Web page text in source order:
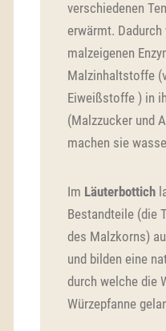
verschiedenen
erwärmt. Dadurch
malzeigenen
Malzinhaltstoffe
Eiweißstoffe ) in
(Malzzucker und
machen sie
Im Läuterbottich
Bestandteile (die
des Malzkorns)
und bilden eine
durch welche die
Würzepfanne